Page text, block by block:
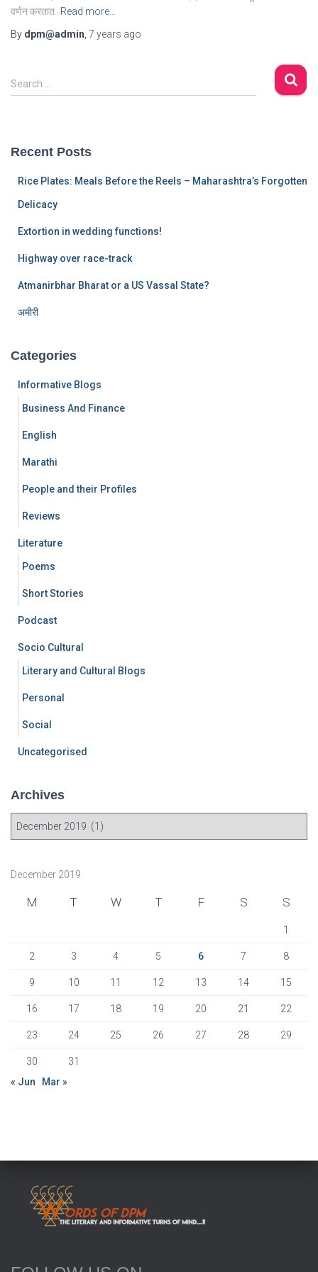
वर्णन करतात. Read more…
By dpm@admin 7 years ago
S
e
h
Search …
Recent Posts
Rice Plates: Meals Before the Reels – Maharashtra’s Forgotten
Delicacy
Extortion in wedding functions!
Highway over race-track
Atmanirbhar Bharat or a US Vassal State?
अमीरी
Categories
Informative Blogs
Business And Finance
English
Marathi
People and their Profiles
Reviews
Literature
Poems
Short Stories
Podcast
Socio Cultural
Literary and Cultural Blogs
Personal
Social
Uncategorised
Archives
December 2019
M T W T F S S
1
2 3 4 5 6 7 8
9 10 11 12 13 14 15
16 17 18 19 20 21 22
23 24 25 26 27 28 29
30
31
« Jun
Mar »